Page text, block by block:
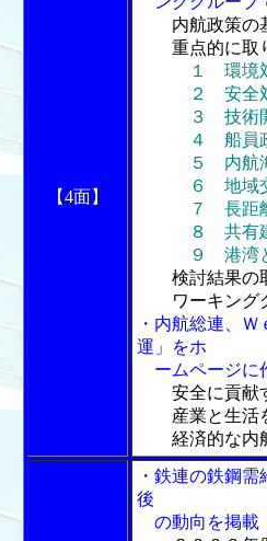
【4面】
内航政策の
重点的に取り
１ 環境
２ 安全
３ 技術開発
４ 船員
５ 内航海運
６ 地域交通
７ 長距離定
８ 共有建造
９ 港湾と
検討結果の
ワーキング
・内航総連、
運」をホ
ームページに
安全に貢献
産業と生活
経済的な内
・鉄連の鉄鋼
後
の動向を掲載